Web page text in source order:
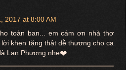
2017 at 8:00 AM
toàn ban... em cám ơn nhà thơ
khen tặng thật dễ thương cho ca
Lan Phương nhe❤️